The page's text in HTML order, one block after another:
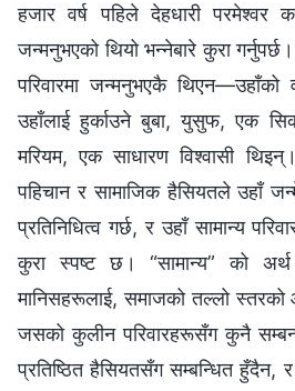
हजार वर्ष पहिले देहधारी परमेश्‍वर
जन्‍मनुभएको थियो भन्‍नेबारे कुरा
परिवारमा जन्‍मनुभएकै थिएन—उहाँको
उहाँलाई हुर्काउने बुबा, युसुफ, एक
मरियम, एक साधारण विश्‍वासी
पहिचान र सामाजिक हैसियतले उहाँ
प्रतिनिधित्व गर्छ, र उहाँ सामान्य
कुरा स्पष्ट छ। “सामान्य” को
मानिसहरूलाई, समाजको तल्लो
जसको कुलीन परिवारहरूसँग कुनै
प्रतिष्ठित हैसियतसँग सम्बन्धित हुँदैन,